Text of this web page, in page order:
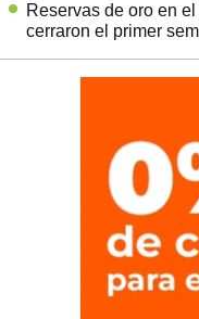
Reservas de oro en
cerraron el primer